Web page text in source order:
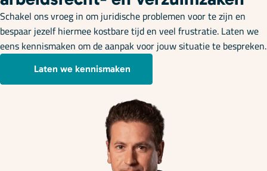
Schakel ons vroeg in om juridische problemen voor te zijn en
bespaar jezelf hiermee kostbare tijd en veel frustratie. Laten we
eens kennismaken om de aanpak voor jouw situatie te bespreken.
Laten we kennismaken